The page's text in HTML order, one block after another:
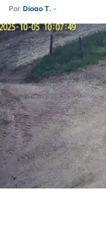
Por Diogo T. -